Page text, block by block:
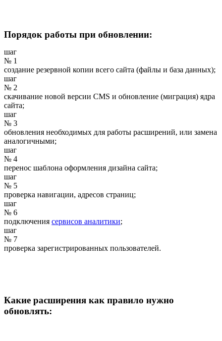
Порядок работы при обновлении:
шаг
№ 1
создание резервной копии всего сайта (файлы и база данных);
шаг
№ 2
скачивание новой версии CMS и обновление (миграция) ядра
сайта;
шаг
№ 3
обновления необходимых для работы расширений, или замена
аналогичными;
шаг
№ 4
перенос шаблона оформления дизайна сайта;
шаг
№ 5
проверка навигации, адресов страниц;
шаг
№ 6
подключения сервисов аналитики;
шаг
№ 7
проверка зарегистрированных пользователей.
Какие расширения как правило нужно
обновлять: